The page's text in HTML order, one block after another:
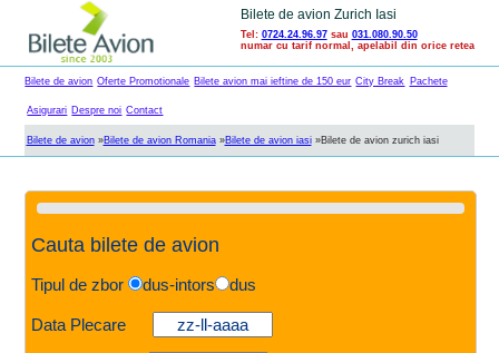
Bilete de avion Zurich Iasi
Tel: 0724.24.96.97sau 031.080.90.50
numar cu tarif normal, apelabil din orice retea
Bilete de avion Oferte Promotionale Bilete avion mai ieftine de 150 eur City Break Pachete
Asigurari Despre noi Contact
Bilete de avion»Bilete de avion Romania»Bilete de avion iasi»Bilete de avion zurich iasi
Cauta bilete de avion
Tipul de zbor dus-intors dus
Data Plecare